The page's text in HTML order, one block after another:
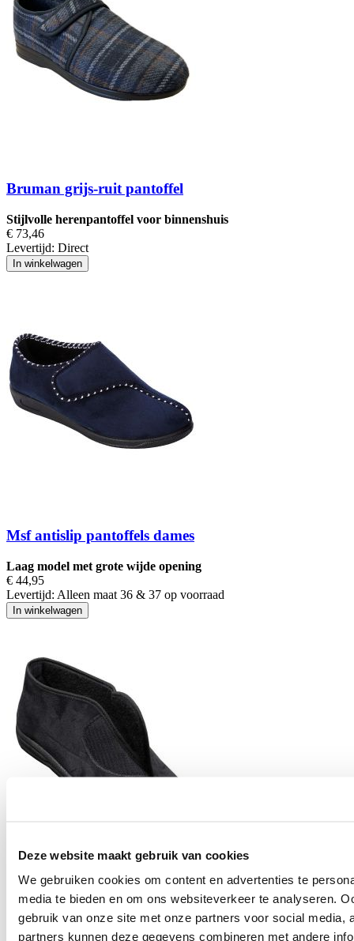
Deze website maakt gebruik van cookies
We gebruiken cookies om content en advertenties te
media te bieden en om ons websiteverkeer te analyseren.
gebruik van onze site met onze partners voor social media,
partners kunnen deze gegevens combineren met andere
Bruman grijs-ruit pantoffel
Stijlvolle herenpantoffel voor binnenshuis
€ 73,46
Levertijd: Direct
In winkelwagen
Msf antislip pantoffels dames
Laag model met grote wijde opening
€ 44,95
Levertijd: Alleen maat 36 & 37 op voorraad
In winkelwagen
MSF hoge heren pantoffels
Herenpantoffels met klittenband
€ 46,95